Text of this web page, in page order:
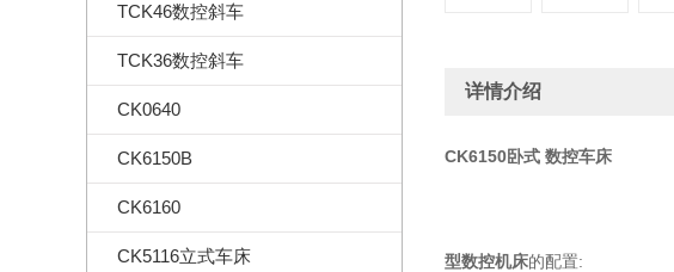
TCK46数控斜车
TCK36数控斜车
CK0640
CK6150B
CK6160
CK5116立式车床
详情介绍
CK6150卧式 数控车床
型数控机床的配置: